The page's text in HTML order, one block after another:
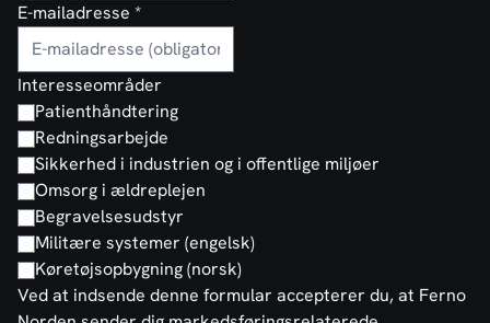
E-mailadresse *
Interesseområder
Patienthåndtering
Redningsarbejde
Sikkerhed i industrien og i offentlige miljøer
Omsorg i ældreplejen
Begravelsesudstyr
Militære systemer (engelsk)
Køretøjsopbygning (norsk)
Ved at indsende denne formular accepterer du, at Ferno